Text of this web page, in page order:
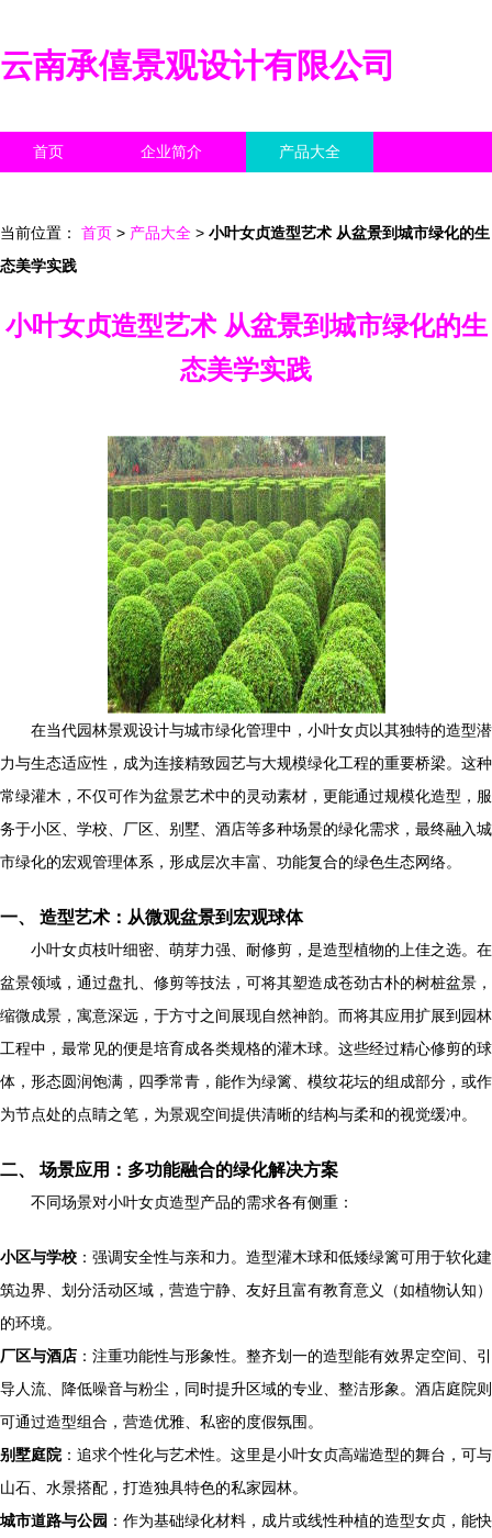
云南承僖景观设计有限公司
首页 企业简介 产品大全
当前位置： 首页 > 产品大全 > 小叶女贞造型艺术 从盆景到城市绿化的生
态美学实践
小叶女贞造型艺术 从盆景到城市绿化的生
态美学实践
在当代园林景观设计与城市绿化管理中，小叶女贞以其独特的造型潜
力与生态适应性，成为连接精致园艺与大规模绿化工程的重要桥梁。这种
常绿灌木，不仅可作为盆景艺术中的灵动素材，更能通过规模化造型，服
务于小区、学校、厂区、别墅、酒店等多种场景的绿化需求，最终融入城
市绿化的宏观管理体系，形成层次丰富、功能复合的绿色生态网络。
一、 造型艺术：从微观盆景到宏观球体
小叶女贞枝叶细密、萌芽力强、耐修剪，是造型植物的上佳之选。在
盆景领域，通过盘扎、修剪等技法，可将其塑造成苍劲古朴的树桩盆景，
缩微成景，寓意深远，于方寸之间展现自然神韵。而将其应用扩展到园林
工程中，最常见的便是培育成各类规格的灌木球。这些经过精心修剪的球
体，形态圆润饱满，四季常青，能作为绿篱、模纹花坛的组成部分，或作
为节点处的点睛之笔，为景观空间提供清晰的结构与柔和的视觉缓冲。
二、 场景应用：多功能融合的绿化解决方案
不同场景对小叶女贞造型产品的需求各有侧重：
小区与学校 ：强调安全性与亲和力。造型灌木球和低矮绿篱可用于软化建
筑边界、划分活动区域，营造宁静、友好且富有教育意义（如植物认知）
的环境。
厂区与酒店 ：注重功能性与形象性。整齐划一的造型能有效界定空间、引
导人流、降低噪音与粉尘，同时提升区域的专业、整洁形象。酒店庭院则
可通过造型组合，营造优雅、私密的度假氛围。
别墅庭院：追求个性化与艺术性。这里是小叶女贞高端造型的舞台，可与
山石、水景搭配，打造独具特色的私家园林。
城市道路与公园 ：作为基础绿化材料，成片或线性种植的造型女贞，能快